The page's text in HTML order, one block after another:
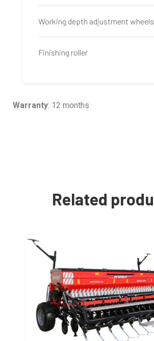
Working depth adjustment wheels
Finishing roller
Warranty: 12 months
Related